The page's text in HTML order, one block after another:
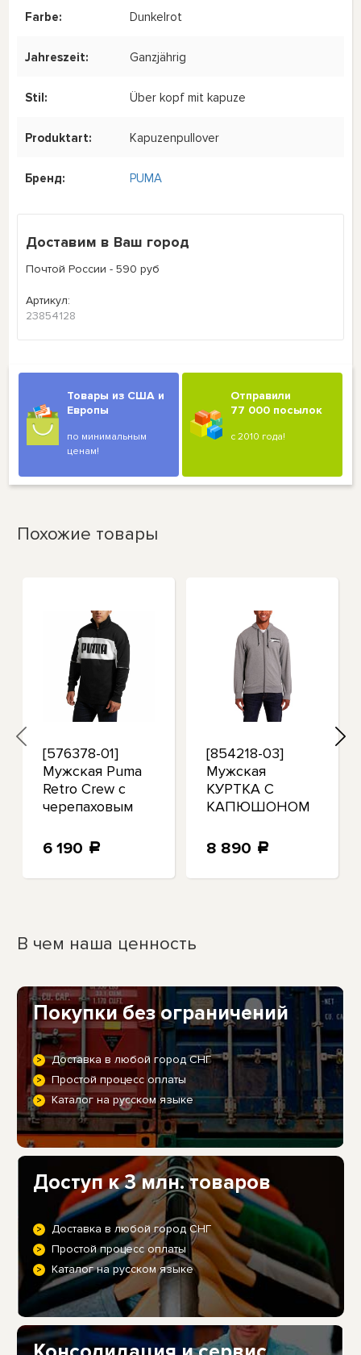
Farbe: Dunkelrot
Jahreszeit: Ganzjährig
Stil: Über kopf mit kapuze
Produktart: Kapuzenpullover
Бренд: PUMA
Доставим в Ваш город
Почтой России - 590 руб
Артикул:
23854128
Товары из США и
Европы
по минимальным
ценам!
Отправили
77 000 посылок
с 2010 года!
Похожие товары
[576378-01]
Мужская Puma
Retro Crew с
черепаховым
рубчик
6 190 a
[854218-03]
Мужская
КУРТКА С
КАПЮШОНОМ
8 890 a
В чем наша ценность
Покупки без ограничений
Доставка в любой город СНГ
Простой процесс оплаты
Каталог на русском языке
Доступ к 3 млн. товаров
Доставка в любой город СНГ
Простой процесс оплаты
Каталог на русском языке